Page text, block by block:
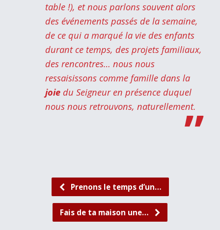
table !), et nous parlons souvent alors
des événements passés de la semaine,
de ce qui a marqué la vie des enfants
durant ce temps, des projets familiaux,
des rencontres… nous nous
ressaisissons comme famille dans la
joiedu Seigneur en présence duquel
nous nous retrouvons, naturellement.
Prenons le temps d’un…
Fais de ta maison une…